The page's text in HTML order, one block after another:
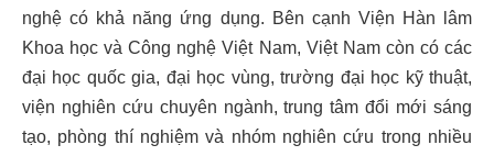
nghệ có khả năng ứng dụng. Bên cạnh Viện Hàn lâm
Khoa học và Công nghệ Việt Nam, Việt Nam còn có các
đại học quốc gia, đại học vùng, trường đại học kỹ thuật,
viện nghiên cứu chuyên ngành, trung tâm đổi mới sáng
tạo, phòng thí nghiệm và nhóm nghiên cứu trong nhiều